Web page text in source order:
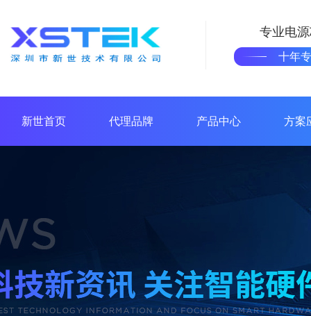
专业电
十年
新世首页 代理品牌 产品中心 方案